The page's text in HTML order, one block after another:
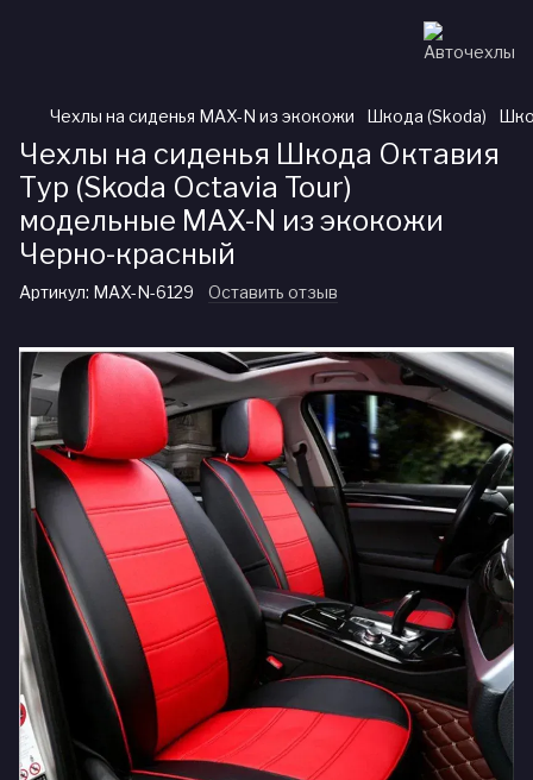
Чехлы на сиденья MAX-N из экокожи Шкода (Skoda)
Чехлы на сиденья Шкода Октавия
Тур (Skoda Octavia Tour)
модельные MAX-N из экокожи
Черно-красный
Артикул: MAX-N-6129 Оставить отзыв